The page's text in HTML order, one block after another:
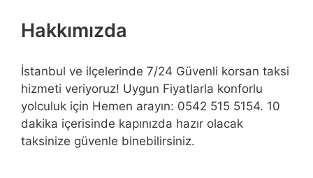
Hakkımızda
İstanbul ve ilçelerinde 7/24 Güvenli korsan taksi
hizmeti veriyoruz! Uygun Fiyatlarla konforlu
yolculuk için Hemen arayın: 0542 515 5154. 10
dakika içerisinde kapınızda hazır olacak
taksinize güvenle binebilirsiniz.